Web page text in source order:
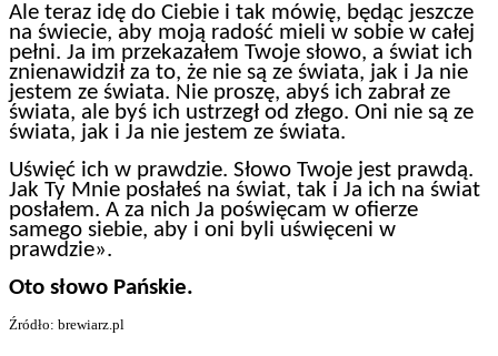
Ale teraz idę do Ciebie i tak mówię, będąc jeszcze
na świecie, aby moją radość mieli w sobie w całej
pełni. Ja im przekazałem Twoje słowo, a świat ich
znienawidził za to, że nie są ze świata, jak i Ja nie
jestem ze świata. Nie proszę, abyś ich zabrał ze
świata, ale byś ich ustrzegł od złego. Oni nie są ze
świata, jak i Ja nie jestem ze świata.
Uświęć ich w prawdzie. Słowo Twoje jest prawdą.
Jak Ty Mnie posłałeś na świat, tak i Ja ich na świat
posłałem. A za nich Ja poświęcam w ofierze
samego siebie, aby i oni byli uświęceni w
prawdzie».
Oto słowo Pańskie.
Źródło: brewiarz.pl